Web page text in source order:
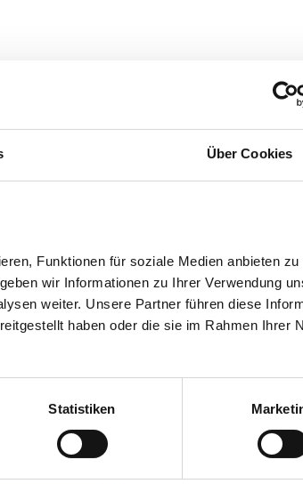
Über Cookies
Funktionen für soziale Medien anbieten zu
wir Informationen zu Ihrer Verwendung
weiter. Unsere Partner führen diese
haben oder die sie im Rahmen Ihrer
Statistiken